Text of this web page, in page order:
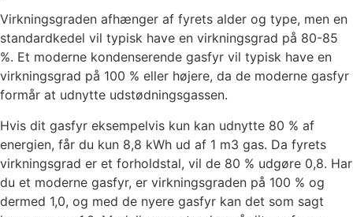
Virkningsgraden afhænger af fyrets alder og type, men en
standardkedel vil typisk have en virkningsgrad på 80-85
%. Et moderne kondenserende gasfyr vil typisk have en
virkningsgrad på 100 % eller højere, da de moderne gasfyr
formår at udnytte udstødningsgassen.
Hvis dit gasfyr eksempelvis kun kan udnytte 80 % af
energien, får du kun 8,8 kWh ud af 1 m3 gas. Da fyrets
virkningsgrad er et forholdstal, vil de 80 % udgøre 0,8. Har
du et moderne gasfyr, er virkningsgraden på 100 % og
dermed 1,0, og med de nyere gasfyr kan det som sagt